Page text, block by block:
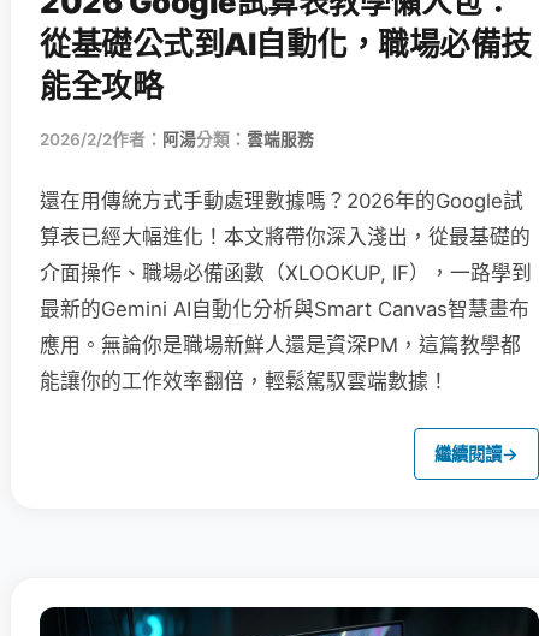
從基礎公式到AI自動化，職場必備技
能全攻略
2026/2/2作者： 阿湯分類： 雲端服務
還在用傳統方式手動處理數據嗎？2026年的Google試
算表已經大幅進化！本文將帶你深入淺出，從最基礎的
介面操作、職場必備函數（XLOOKUP, IF），一路學到
最新的Gemini AI自動化分析與Smart Canvas智慧畫布
應用。無論你是職場新鮮人還是資深PM，這篇教學都
能讓你的工作效率翻倍，輕鬆駕馭雲端數據！
繼續閱讀→